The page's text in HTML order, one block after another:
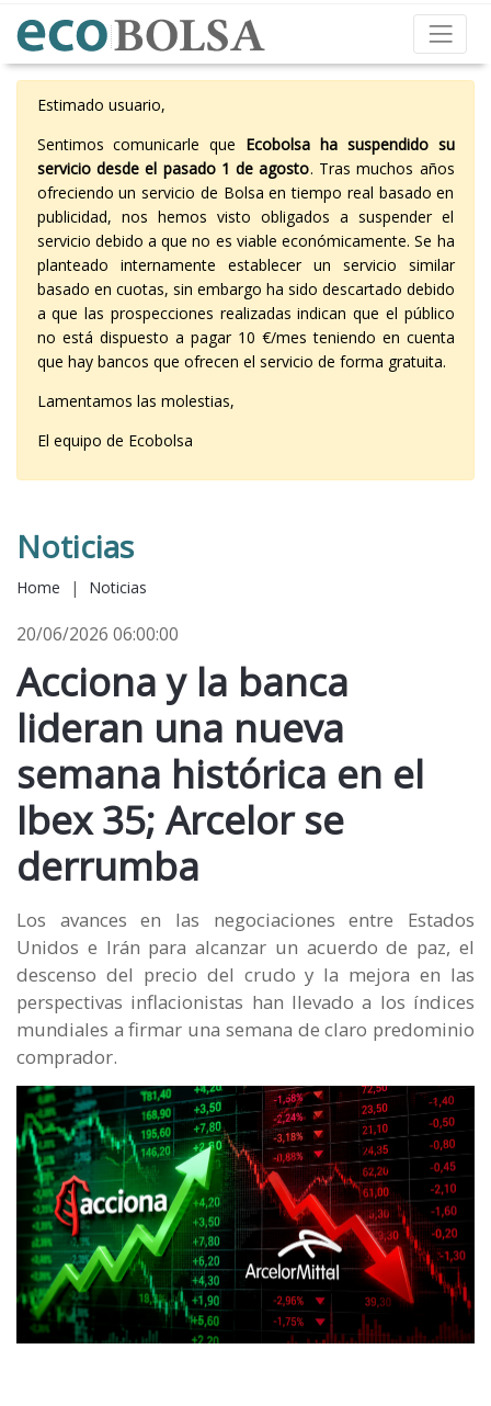
Estimado usuario,
Sentimos comunicarle que Ecobolsa ha suspendido su
servicio desde el pasado 1 de agosto. Tras muchos años
ofreciendo un servicio de Bolsa en tiempo real basado en
publicidad, nos hemos visto obligados a suspender el
servicio debido a que no es viable económicamente. Se ha
planteado internamente establecer un servicio similar
basado en cuotas, sin embargo ha sido descartado debido
a que las prospecciones realizadas indican que el público
no está dispuesto a pagar 10 €/mes teniendo en cuenta
que hay bancos que ofrecen el servicio de forma gratuita.
Lamentamos las molestias,
El equipo de Ecobolsa
Noticias
Home | Noticias
20/06/2026 06:00:00
Acciona y la banca
lideran una nueva
semana histórica en el
Ibex 35; Arcelor se
derrumba
Los avances en las negociaciones entre Estados
Unidos e Irán para alcanzar un acuerdo de paz, el
descenso del precio del crudo y la mejora en las
perspectivas inflacionistas han llevado a los índices
mundiales a firmar una semana de claro predominio
comprador.